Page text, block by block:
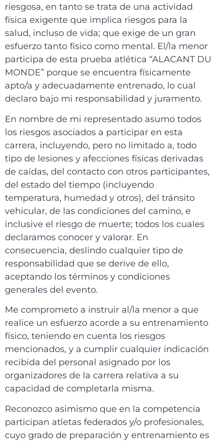
riesgosa, en tanto se trata de una actividad
física exigente que implica riesgos para la
salud, incluso de vida; que exige de un gran
esfuerzo tanto físico como mental. El/la menor
participa de esta prueba atlética “ALACANT DU
MONDE” porque se encuentra físicamente
apto/a y adecuadamente entrenado, lo cual
declaro bajo mi responsabilidad y juramento.
En nombre de mi representado asumo todos
los riesgos asociados a participar en esta
carrera, incluyendo, pero no limitado a, todo
tipo de lesiones y afecciones físicas derivadas
de caídas, del contacto con otros participantes,
del estado del tiempo (incluyendo
temperatura, humedad y otros), del tránsito
vehicular, de las condiciones del camino, e
inclusive el riesgo de muerte; todos los cuales
declaramos conocer y valorar. En
consecuencia, deslindo cualquier tipo de
responsabilidad que se derive de ello,
aceptando los términos y condiciones
generales del evento.
Me comprometo a instruir al/la menor a que
realice un esfuerzo acorde a su entrenamiento
físico, teniendo en cuenta los riesgos
mencionados, y a cumplir cualquier indicación
recibida del personal asignado por los
organizadores de la carrera relativa a su
capacidad de completarla misma.
Reconozco asimismo que en la competencia
participan atletas federados y/o profesionales,
cuyo grado de preparación y entrenamiento es